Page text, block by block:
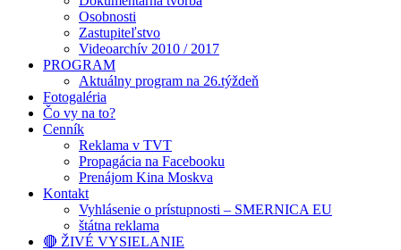
Osobnosti
Zastupiteľstvo
Videoarchív 2010 / 2017
PROGRAM
Aktuálny program na 26.týždeň
Fotogaléria
Čo vy na to?
Cenník
Reklama v TVT
Propagácia na Facebooku
Prenájom Kina Moskva
Kontakt
Vyhlásenie o prístupnosti – SMERNICA EU
štátna reklama
🔴 ŽIVÉ VYSIELANIE